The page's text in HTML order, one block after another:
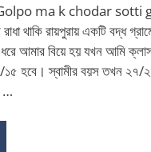
ma k chodar sotti
থাকি রায়পুরায় একটি বদ্ধ
আমার বিয়ে হয় যখন আমি
হবে। স্বামীর বয়স তখন ২৭/
…